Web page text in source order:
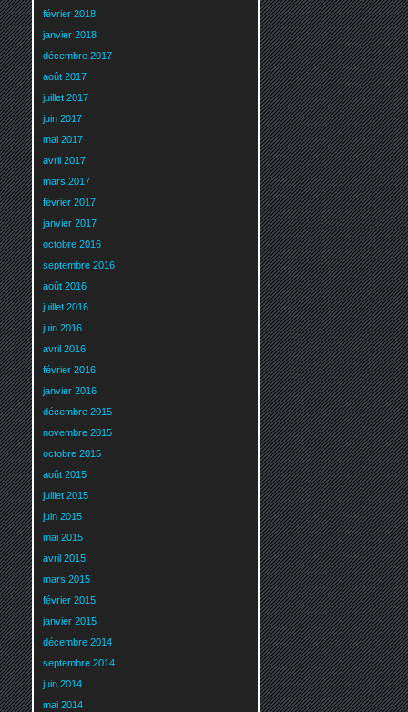
février 2018
janvier 2018
décembre 2017
août 2017
juillet 2017
juin 2017
mai 2017
avril 2017
mars 2017
février 2017
janvier 2017
octobre 2016
septembre 2016
août 2016
juillet 2016
juin 2016
avril 2016
février 2016
janvier 2016
décembre 2015
novembre 2015
octobre 2015
août 2015
juillet 2015
juin 2015
mai 2015
avril 2015
mars 2015
février 2015
janvier 2015
décembre 2014
septembre 2014
juin 2014
mai 2014